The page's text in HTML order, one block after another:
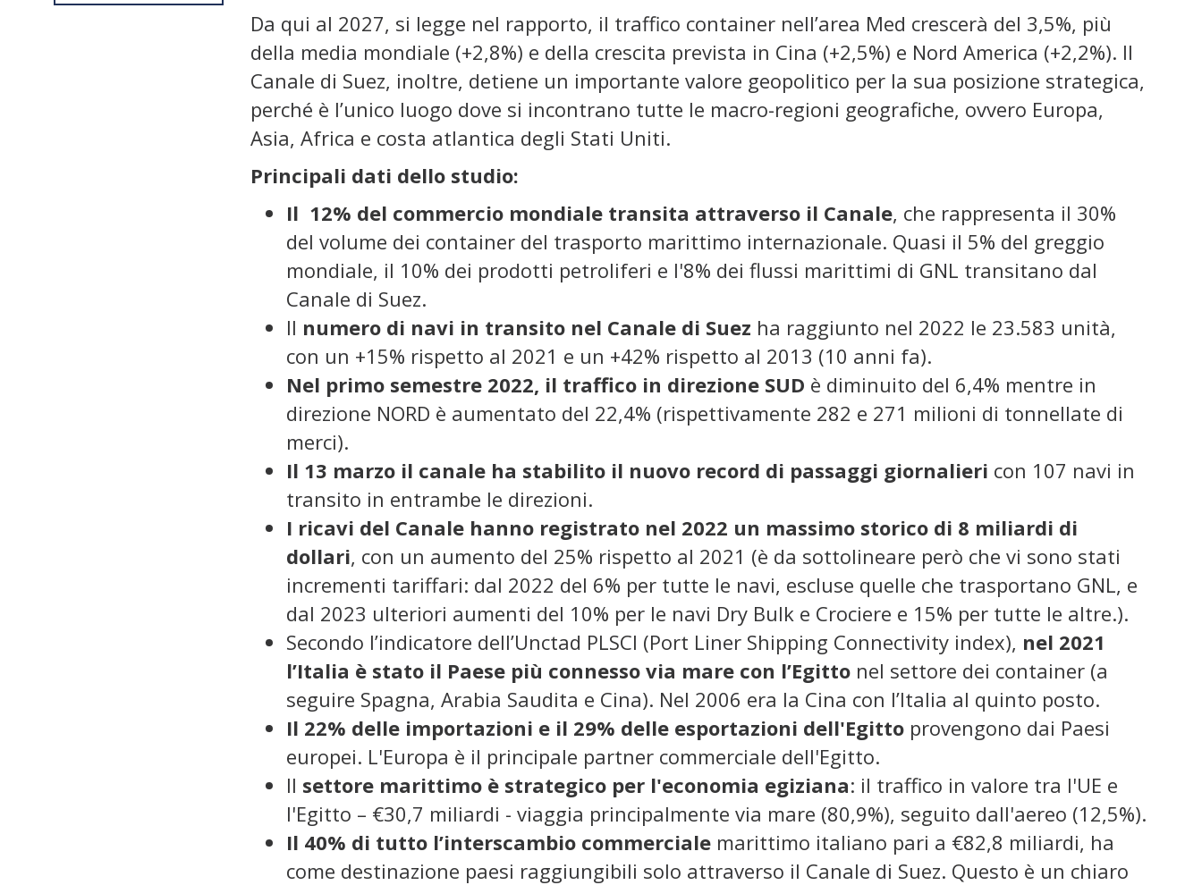
Da qui al 2027, si legge nel rapporto, il traffico container nell’area Med crescerà del 3,5%, più
della media mondiale (+2,8%) e della crescita prevista in Cina (+2,5%) e Nord America (+2,2%). Il
Canale di Suez, inoltre, detiene un importante valore geopolitico per la sua posizione strategica,
perché è l’unico luogo dove si incontrano tutte le macro-regioni geografiche, ovvero Europa,
Asia, Africa e costa atlantica degli Stati Uniti.
Principali dati dello studio:
Il 12% del commercio mondiale transita attraverso il Canale, che rappresenta il 30%
del volume dei container del trasporto marittimo internazionale. Quasi il 5% del greggio
mondiale, il 10% dei prodotti petroliferi e l'8% dei flussi marittimi di GNL transitano dal
Canale di Suez.
Il numero di navi in transito nel Canale di Suez ha raggiunto nel 2022 le 23.583 unità,
con un +15% rispetto al 2021 e un +42% rispetto al 2013 (10 anni fa).
Nel primo semestre 2022, il traffico in direzione SUD è diminuito del 6,4% mentre in
direzione NORD è aumentato del 22,4% (rispettivamente 282 e 271 milioni di tonnellate di
merci).
Il 13 marzo il canale ha stabilito il nuovo record di passaggi giornalieri con 107 navi in
transito in entrambe le direzioni.
I ricavi del Canale hanno registrato nel 2022 un massimo storico di 8 miliardi di
dollari, con un aumento del 25% rispetto al 2021 (è da sottolineare però che vi sono stati
incrementi tariffari: dal 2022 del 6% per tutte le navi, escluse quelle che trasportano GNL, e
dal 2023 ulteriori aumenti del 10% per le navi Dry Bulk e Crociere e 15% per tutte le altre.).
Secondo l’indicatore dell’Unctad PLSCI (Port Liner Shipping Connectivity index), nel 2021
l’Italia è stato il Paese più connesso via mare con l’Egittonel settore dei container (a
seguire Spagna, Arabia Saudita e Cina). Nel 2006 era la Cina con l’Italia al quinto posto.
Il 22% delle importazioni e il 29% delle esportazioni dell'Egittoprovengono dai Paesi
europei. L'Europa è il principale partner commerciale dell'Egitto.
Il settore marittimo è strategico per l'economia egiziana: il traffico in valore tra l'UE e
l'Egitto – €30,7 miliardi - viaggia principalmente via mare (80,9%), seguito dall'aereo (12,5%).
Il 40% di tutto l’interscambio commercialemarittimo italiano pari a €82,8 miliardi, ha
come destinazione paesi raggiungibili solo attraverso il Canale di Suez. Questo è un chiaro